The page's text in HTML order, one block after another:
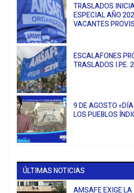
TRASLADOS
ESPECIAL AÑO
VACANTES
ESCALAFONES
TRASLADOS I.P.E.
9 DE AGOSTO
LOS PUEBLOS
ÚLTIMAS NOTICIAS
AMSAFE EXIGE LA